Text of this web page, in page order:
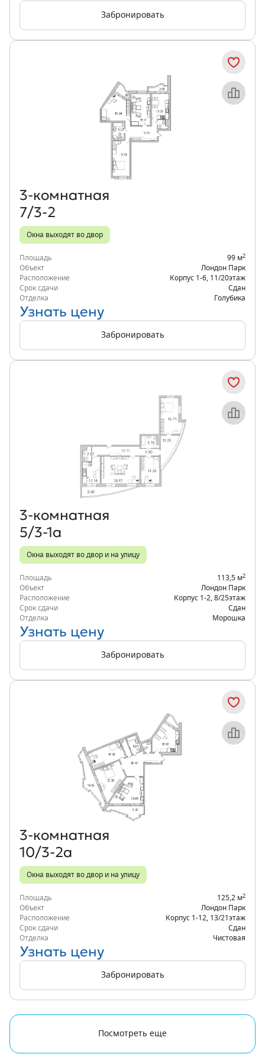
Забронировать
Объект месяца
3‑комнатная
7/3-2
Окна выходят во двор
Площадь 99 м2
Объект
Лондон Парк
Расположение
Корпус 1-6 11/20этаж
Срок сдачи
Сдан
Отделка
Голубика
Узнать цену
Забронировать
Объект месяца
3‑комнатная
5/3-1а
Окна выходят во двор и на улицу
Площадь 113,5 м2
Объект
Лондон Парк
Расположение
Корпус 1-2 8/25этаж
Срок сдачи
Сдан
Отделка
Морошка
Узнать цену
Забронировать
3‑комнатная
10/3-2а
Окна выходят во двор и на улицу
Площадь 125,2 м2
Объект
Лондон Парк
Расположение
Корпус 1-12 13/21 этаж
Срок сдачи
Сдан
Отделка
Чистовая
Узнать цену
Забронировать
Посмотреть еще